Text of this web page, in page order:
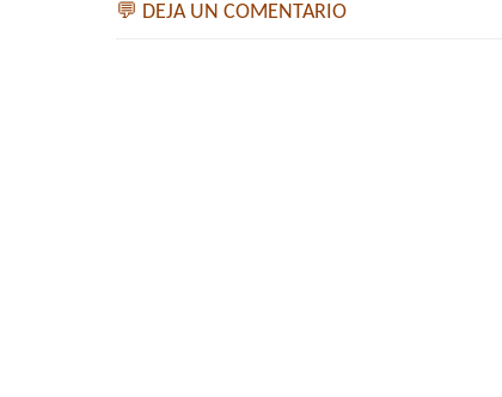
💬 DEJA UN COMENTARIO